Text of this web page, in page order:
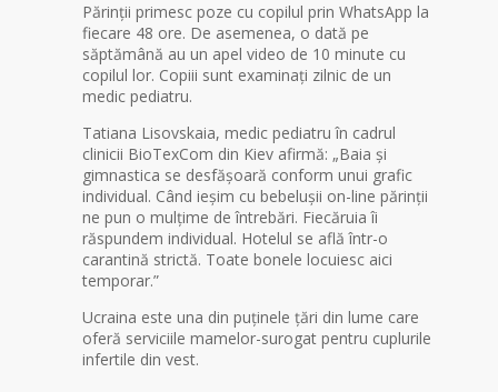
Părinţii primesc poze cu copilul prin WhatsApp la
fiecare 48 ore. De asemenea, o dată pe
săptămână au un apel video de 10 minute cu
copilul lor. Copiii sunt examinaţi zilnic de un
medic pediatru.
Tatiana Lisovskaia, medic pediatru în cadrul
clinicii BioTexCom din Kiev afirmă: „Baia şi
gimnastica se desfăşoară conform unui grafic
individual. Când ieşim cu bebeluşii on-line părinţii
ne pun o mulţime de întrebări. Fiecăruia îi
răspundem individual. Hotelul se află într-o
carantină strictă. Toate bonele locuiesc aici
temporar.”
Ucraina este una din puţinele ţări din lume care
oferă serviciile mamelor-surogat pentru cuplurile
infertile din vest.